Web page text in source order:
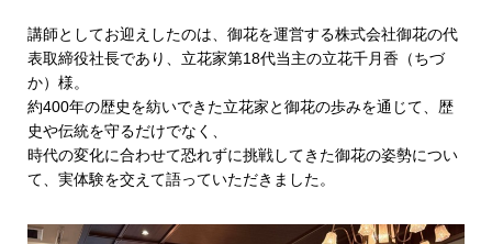
講師としてお迎えしたのは、御花を運営する株式会社御花の代
表取締役社長であり、立花家第18代当主の立花千月香（ちづ
か）様。
約400年の歴史を紡いできた立花家と御花の歩みを通じて、歴
史や伝統を守るだけでなく、
時代の変化に合わせて恐れずに挑戦してきた御花の姿勢につい
て、実体験を交えて語っていただきました。